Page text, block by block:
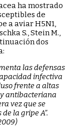
ha mostrado
de
a aviar H5N1,
S., Stein M.,
dos
las defensas
infectiva
frente a altas
antibacteriana
vez que se
la gripe A”.